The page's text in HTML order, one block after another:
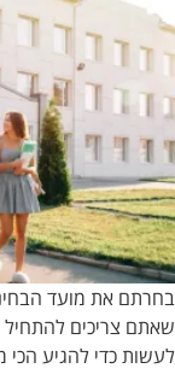
בחרתם את מועד
שאתם צריכים להתחיל
לעשות כדי להגיע הכי